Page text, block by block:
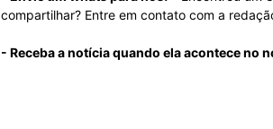
compartilhar? Entre em contato com a
- Receba a notícia quando ela acontece no